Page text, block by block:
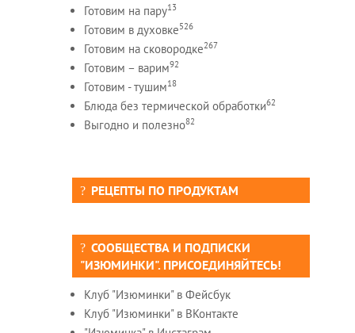
Готовим на пару13
Готовим в духовке526
Готовим на сковородке267
Готовим – варим92
Готовим - тушим18
Блюда без термической обработки62
Выгодно и полезно82
РЕЦЕПТЫ ПО ПРОДУКТАМ
СООБЩЕСТВА И ПОДПИСКИ
"ИЗЮМИНКИ". ПРИСОЕДИНЯЙТЕСЬ!
Клуб "Изюминки" в Фейсбук
Клуб "Изюминки" в ВКонтакте